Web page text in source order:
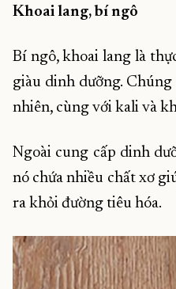
Khoai lang, bí ngô
Bí ngô, khoai lang là
giàu dinh dưỡng.
nhiên, cùng với kali và
Ngoài cung cấp dinh
nó chứa nhiều chất xơ
ra khỏi đường tiêu hóa.